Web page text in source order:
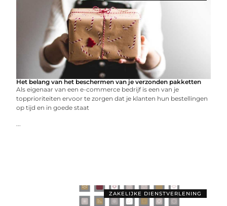
Het belang van het beschermen van je verzonden pakketten
Als eigenaar van een e-commerce bedrijf is een van je
topprioriteiten ervoor te zorgen dat je klanten hun bestellingen
op tijd en in goede staat
...
ZAKELIJKE DIENSTVERLENING